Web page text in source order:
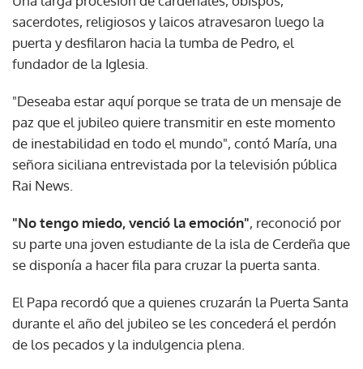
sacerdotes, religiosos y laicos atravesaron luego la
puerta y desfilaron hacia la tumba de Pedro, el
fundador de la Iglesia.
"Deseaba estar aquí porque se trata de un mensaje de
paz que el jubileo quiere transmitir en este momento
de inestabilidad en todo el mundo", contó María, una
señora siciliana entrevistada por la televisión pública
Rai News.
"No tengo miedo, venció la emoción", reconoció por
su parte una joven estudiante de la isla de Cerdeña que
se disponía a hacer fila para cruzar la puerta santa.
El Papa recordó que a quienes cruzarán la Puerta Santa
durante el año del jubileo se les concederá el perdón
de los pecados y la indulgencia plena.